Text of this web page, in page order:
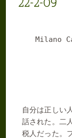
Milano
自分は正しい
話された。二
税人だった。